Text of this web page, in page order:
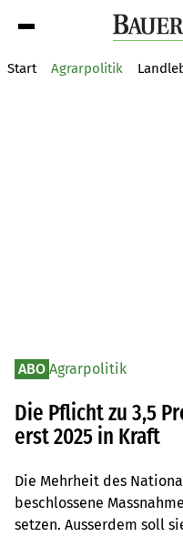
Start Agrarpolitik
ABO Agrarpolitik
Die Pflicht zu 3,5
erst 2025 in Kraft
Die Mehrheit des
beschlossene
setzen. Ausserdem soll